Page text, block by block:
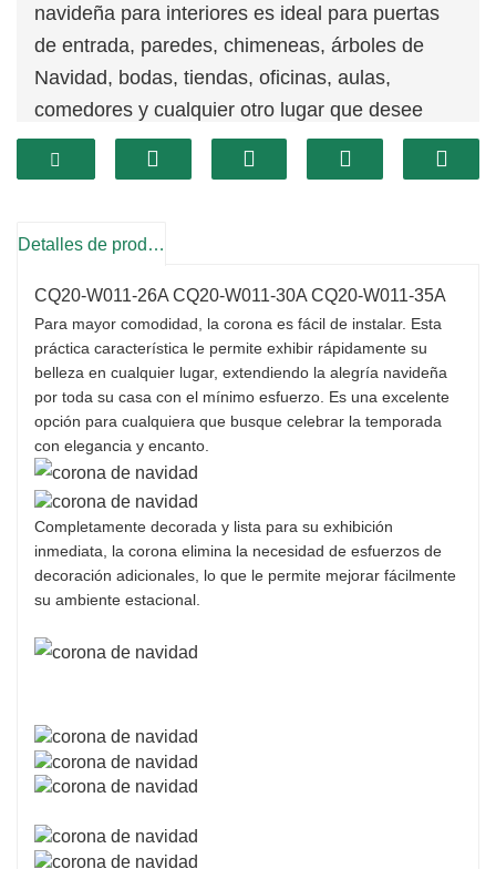
navideña para interiores es ideal para puertas
de entrada, paredes, chimeneas, árboles de
Navidad, bodas, tiendas, oficinas, aulas,
comedores y cualquier otro lugar que desee
decorar.
Fácil mantenimiento:
Gracias al material único
navideña artificial no necesita una limpieza
no se empaña fácilmente y puede usarlo
durante varios años.
Diseñado para Navidad:Sobre una base
resistente, la corona navideña se puede decorar
con adornos. Está lleno de elementos
navideños y puede aportar un ambiente mucho
más festivo a tu hogar.
Detalles de producto
CQ20-W011-26A CQ20-W011-30A CQ20-W011-35A
Para mayor comodidad, la corona es fácil de instalar. Esta
práctica característica le permite exhibir rápidamente su
belleza en cualquier lugar, extendiendo la alegría navideña
por toda su casa con el mínimo esfuerzo. Es una excelente
opción para cualquiera que busque celebrar la temporada
con elegancia y encanto.
Completamente decorada y lista para su exhibición
inmediata, la corona elimina la necesidad de esfuerzos de
decoración adicionales, lo que le permite mejorar fácilmente
su ambiente estacional.